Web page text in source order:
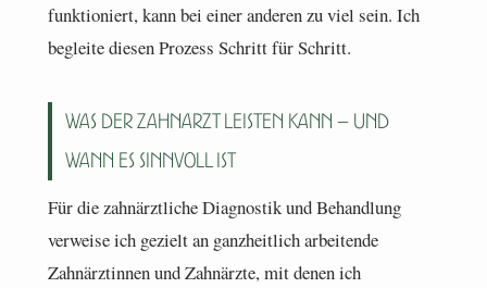
funktioniert, kann bei einer anderen zu viel sein. Ich
begleite diesen Prozess Schritt für Schritt.
Was der Zahnarzt leisten kann – und
wann es sinnvoll ist
Für die zahnärztliche Diagnostik und Behandlung
verweise ich gezielt an ganzheitlich arbeitende
Zahnärztinnen und Zahnärzte, mit denen ich